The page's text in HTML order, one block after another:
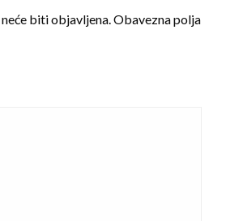
biti objavljena.Obavezna polja